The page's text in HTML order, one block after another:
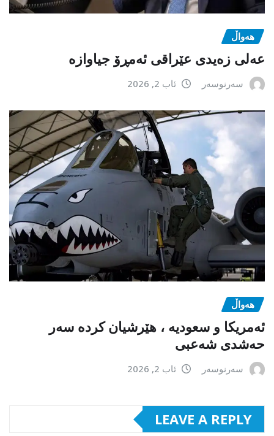
هەواڵ
عەلی زەیدی عێراقی ئەمڕۆ جیاوازە
سەرنوسەر ئاب 2, 2026
هەواڵ
ئەمریکا و سعودیە ، هێرشیان کردە سەر
حەشدی شەعبی
سەرنوسەر ئاب 2, 2026
LEAVE A REPLY